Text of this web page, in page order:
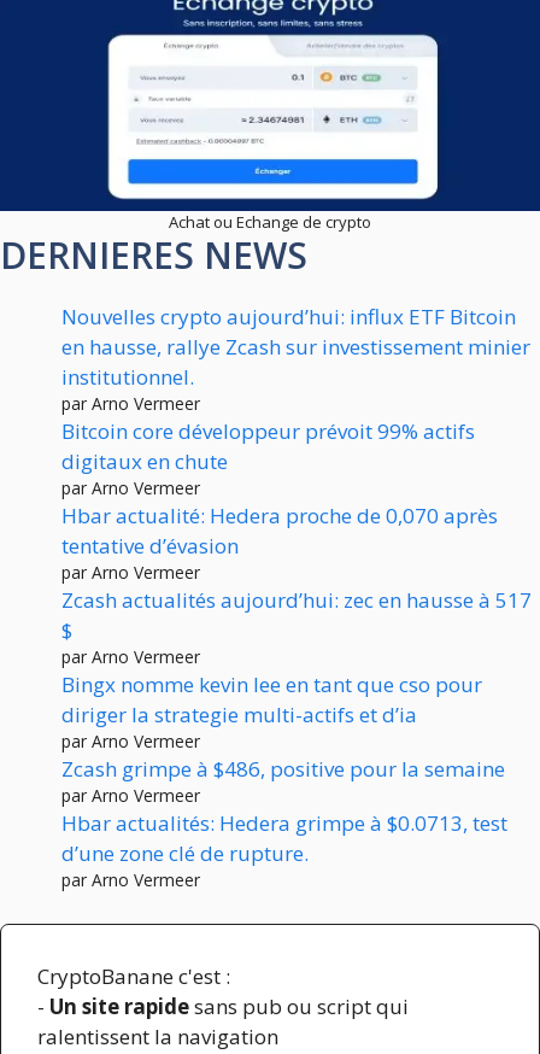
Achat ou Echange de crypto
DERNIERES NEWS
Nouvelles crypto aujourd’hui: influx ETF Bitcoin
en hausse, rallye Zcash sur investissement minier
institutionnel.
par Arno Vermeer
Bitcoin core développeur prévoit 99% actifs
digitaux en chute
par Arno Vermeer
Hbar actualité: Hedera proche de 0,070 après
tentative d’évasion
par Arno Vermeer
Zcash actualités aujourd’hui: zec en hausse à 517
$
par Arno Vermeer
Bingx nomme kevin lee en tant que cso pour
diriger la strategie multi-actifs et d’ia
par Arno Vermeer
Zcash grimpe à $486, positive pour la semaine
par Arno Vermeer
Hbar actualités: Hedera grimpe à $0.0713, test
d’une zone clé de rupture.
par Arno Vermeer
CryptoBanane c'est :
- Un site rapidesans pub ou script qui
ralentissent la navigation